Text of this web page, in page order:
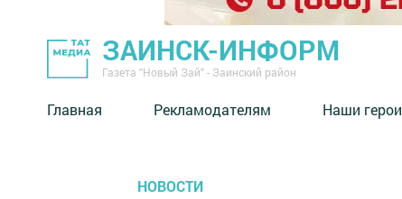
ЗАИНСК-ИНФОРМ
Газета "Новый Зай" - Заинский район
Главная Рекламодателям Наши герои
НОВОСТИ